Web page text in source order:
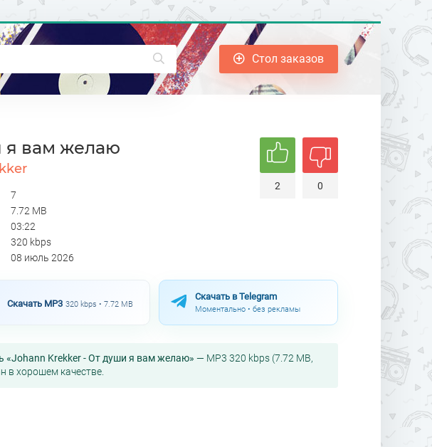
Стол заказов
я вам желаю
7
7.72 MB
03:22
320 kbps
08 июль 2026
2 0
Скачать MP3 320 kbps • 7.72 MB
Скачать в Telegram
Моментально • без рекламы
«Johann Krekker - От души я вам желаю» — MP3 320 kbps (7.72 MB,
в хорошем качестве.